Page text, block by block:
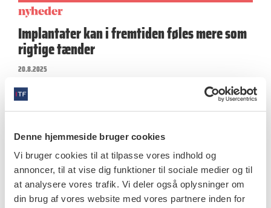
Denne hjemmeside bruger cookies
Vi bruger cookies til at tilpasse vores indhold og
annoncer, til at vise dig funktioner til sociale medier og til
at analysere vores trafik. Vi deler også oplysninger om
din brug af vores website med vores partnere inden for
nyheder
Implantater kan i fremtiden føles mere som
rigtige tænder
20.8.2025
Amerikanske forskere har i dette eksperimentelle
studie udviklet et innovativt implantatdesign og en
kirurgisk protokol, der kan give en mere…
nyheder